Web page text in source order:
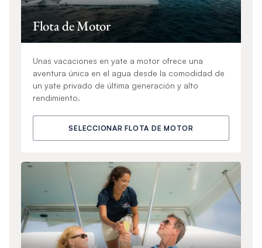
Flota de Motor
Unas vacaciones en yate a motor ofrece una
aventura única en el agua desde la comodidad de
un yate privado de última generación y alto
rendimiento.
SELECCIONAR FLOTA DE MOTOR